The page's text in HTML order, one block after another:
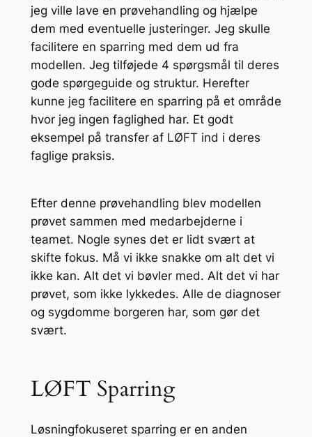
jeg ville lave en prøvehandling og hjælpe
dem med eventuelle justeringer. Jeg skulle
facilitere en sparring med dem ud fra
modellen. Jeg tilføjede 4 spørgsmål til deres
gode spørgeguide og struktur. Herefter
kunne jeg facilitere en sparring på et område
hvor jeg ingen faglighed har. Et godt
eksempel på transfer af LØFT ind i deres
faglige praksis.
Efter denne prøvehandling blev modellen
prøvet sammen med medarbejderne i
teamet. Nogle synes det er lidt svært at
skifte fokus. Må vi ikke snakke om alt det vi
ikke kan. Alt det vi bøvler med. Alt det vi har
prøvet, som ikke lykkedes. Alle de diagnoser
og sygdomme borgeren har, som gør det
svært.
LØFT Sparring
Løsningfokuseret sparring er en anden